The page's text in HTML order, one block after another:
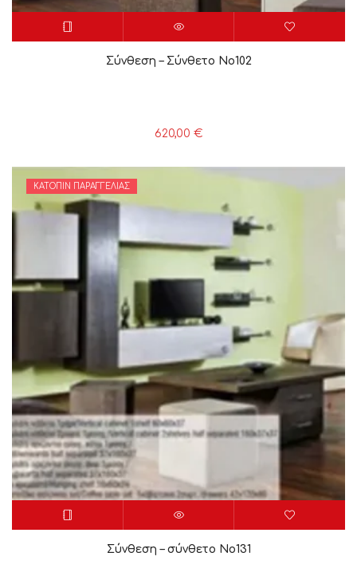
Σύνθεση – Σύνθετο Νο102
620,00 €
ΚΑΤΌΠΙΝ ΠΑΡΑΓΓΕΛΊΑΣ
Σύνθεση – σύνθετο Νο131